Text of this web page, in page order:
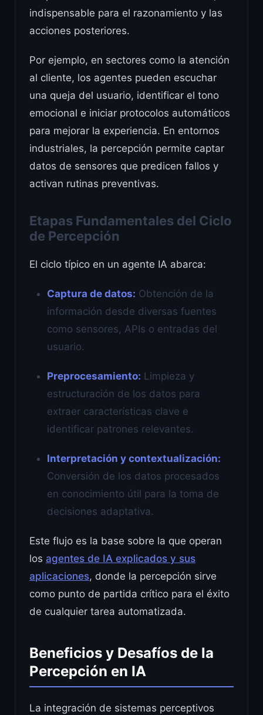
indispensable para el razonamiento y las
acciones posteriores.
Por ejemplo, en sectores como la atención
al cliente, los agentes pueden escuchar
una queja del usuario, identificar el tono
emocional e iniciar protocolos automáticos
para mejorar la experiencia. En entornos
industriales, la percepción permite captar
datos de sensores que predicen fallos y
activan rutinas preventivas.
Etapas Fundamentales del Ciclo
de Percepción
El ciclo típico en un agente IA abarca:
Captura de datos: Obtención de la
información desde diversas fuentes
como sensores, APIs o entradas del
usuario.
Preprocesamiento: Limpieza y
estructuración de los datos para
extraer características clave e
identificar patrones relevantes.
Interpretación y contextualización:
Conversión de los datos procesados
en conocimiento útil para la toma de
decisiones adaptativa.
Este flujo es la base sobre la que operan
los agentes de IA explicados y sus
aplicaciones, donde la percepción sirve
como punto de partida crítico para el éxito
de cualquier tarea automatizada.
Beneficios y Desafíos de la
Percepción en IA
La integración de sistemas perceptivos